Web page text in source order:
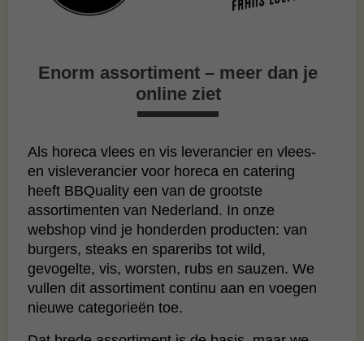
Enorm assortiment – meer dan je
online ziet
Als horeca vlees en vis leverancier en vlees‑
en visleverancier voor horeca en catering
heeft BBQuality een van de grootste
assortimenten van Nederland. In onze
webshop vind je honderden producten: van
burgers, steaks en spareribs tot wild,
gevogelte, vis, worsten, rubs en sauzen. We
vullen dit assortiment continu aan en voegen
nieuwe categorieën toe.